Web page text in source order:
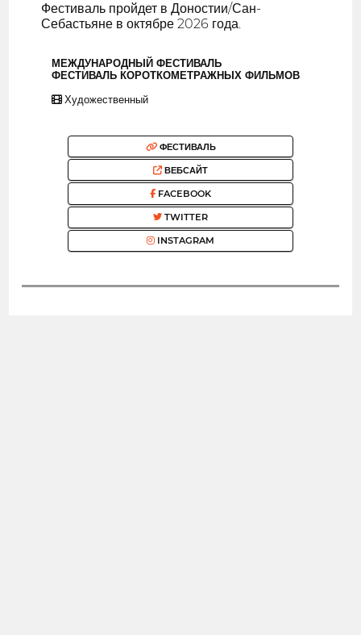
Фестиваль пройдет в Доностии/Сан-
Себастьяне в октябре 2026 года.
МЕЖДУНАРОДНЫЙ ФЕСТИВАЛЬ
ФЕСТИВАЛЬ КОРОТКОМЕТРАЖНЫХ ФИЛЬМОВ
Художественный
ФЕСТИВАЛЬ
ВЕБСАЙТ
FACEBOOK
TWITTER
INSTAGRAM